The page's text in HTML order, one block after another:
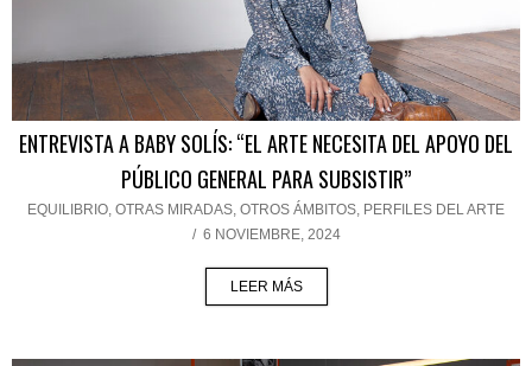
ENTREVISTA A BABY SOLÍS: “EL ARTE NECESITA DEL APOYO DEL
PÚBLICO GENERAL PARA SUBSISTIR”
EQUILIBRIO, OTRAS MIRADAS, OTROS ÁMBITOS, PERFILES DEL ARTE
/ 6 NOVIEMBRE, 2024
LEER MÁS